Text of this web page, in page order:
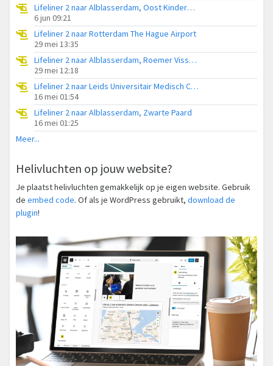
Lifeliner 2 naar Alblasserdam, Oost Kinderdijk
6 jun 09:21
Lifeliner 2 naar Rotterdam The Hague Airport
29 mei 13:35
Lifeliner 2 naar Alblasserdam, Roemer Visscherstraat
29 mei 12:18
Lifeliner 2 naar Leids Universitair Medisch Centrum (LUMC)
16 mei 01:54
Lifeliner 2 naar Alblasserdam, Zwarte Paard
16 mei 01:25
Meer...
Helivluchten op jouw website?
Je plaatst helivluchten gemakkelijk op je eigen website. Gebruik
de embed code. Of als je WordPress gebruikt, download de
plugin!